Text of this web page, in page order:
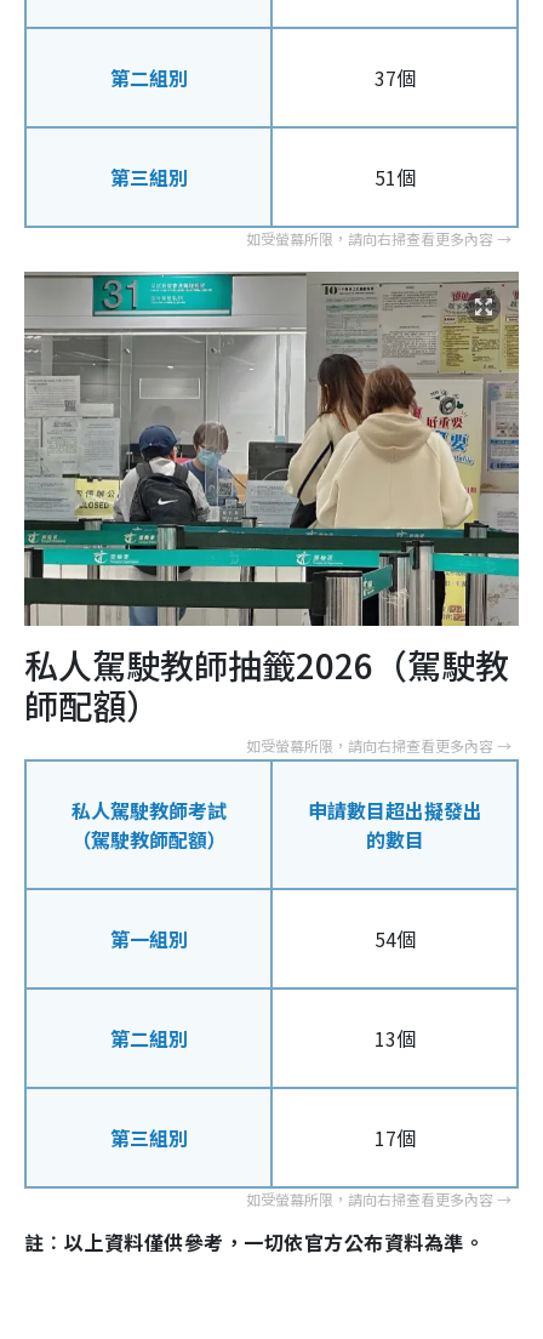
第二組別 37個
第三組別 51個
私人駕駛教師抽籤2026（駕駛教
師配額）
私人駕駛教師考試
（駕駛教師配額）
申請數目超出擬發出
的數目
第一組別 54個
第二組別 13個
第三組別 17個
註︰以上資料僅供參考，一切依官方公布資料為準。